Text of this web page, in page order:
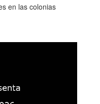
en las colonias